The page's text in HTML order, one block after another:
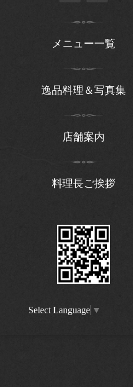
メニュー一覧
逸品料理＆写真集
店舗案内
料理長ご挨拶
Select Language ▼